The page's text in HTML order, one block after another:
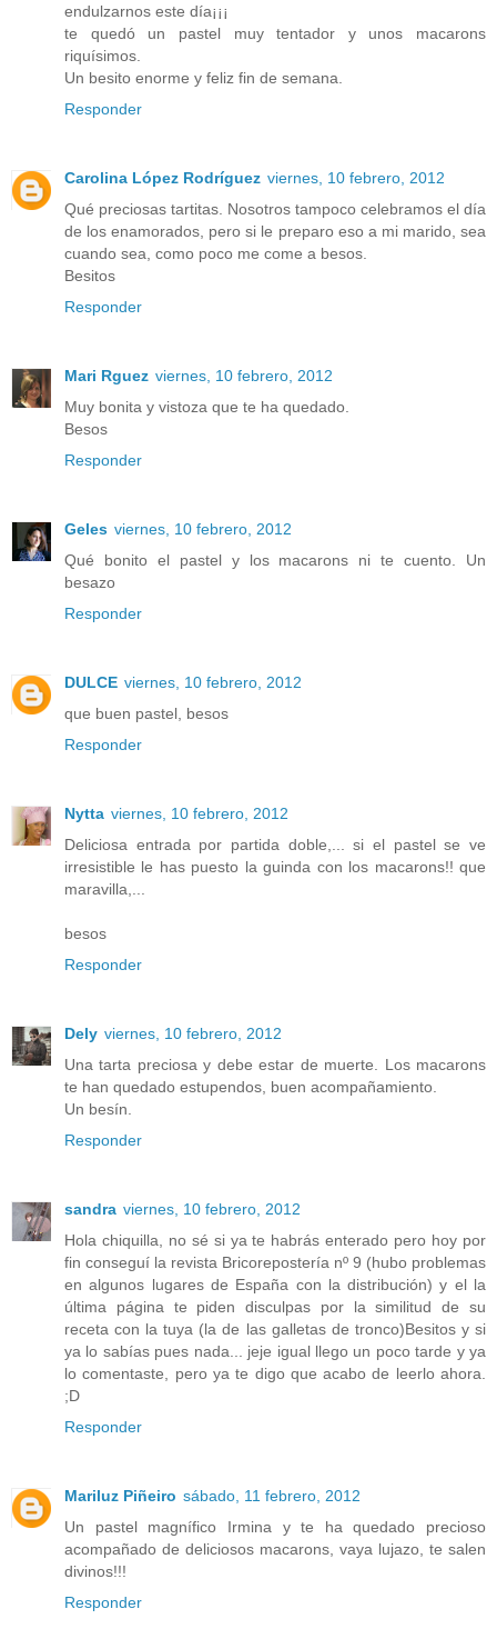
endulzarnos este día¡¡¡
te quedó un pastel muy tentador y unos macarons
riquísimos.
Un besito enorme y feliz fin de semana.
Responder
Carolina López Rodríguez viernes, 10 febrero, 2012
Qué preciosas tartitas. Nosotros tampoco celebramos el día
de los enamorados, pero si le preparo eso a mi marido, sea
cuando sea, como poco me come a besos.
Besitos
Responder
Mari Rguez viernes, 10 febrero, 2012
Muy bonita y vistoza que te ha quedado.
Besos
Responder
Geles viernes, 10 febrero, 2012
Qué bonito el pastel y los macarons ni te cuento. Un
besazo
Responder
DULCE viernes, 10 febrero, 2012
que buen pastel, besos
Responder
Nytta viernes, 10 febrero, 2012
Deliciosa entrada por partida doble,... si el pastel se ve
irresistible le has puesto la guinda con los macarons!! que
maravilla,...
besos
Responder
Dely viernes, 10 febrero, 2012
Una tarta preciosa y debe estar de muerte. Los macarons
te han quedado estupendos, buen acompañamiento.
Un besín.
Responder
sandra viernes, 10 febrero, 2012
Hola chiquilla, no sé si ya te habrás enterado pero hoy por
fin conseguí la revista Bricorepostería nº 9 (hubo problemas
en algunos lugares de España con la distribución) y el la
última página te piden disculpas por la similitud de su
receta con la tuya (la de las galletas de tronco)Besitos y si
ya lo sabías pues nada... jeje igual llego un poco tarde y ya
lo comentaste, pero ya te digo que acabo de leerlo ahora.
;D
Responder
Mariluz Piñeiro sábado, 11 febrero, 2012
Un pastel magnífico Irmina y te ha quedado precioso
acompañado de deliciosos macarons, vaya lujazo, te salen
divinos!!!
Responder